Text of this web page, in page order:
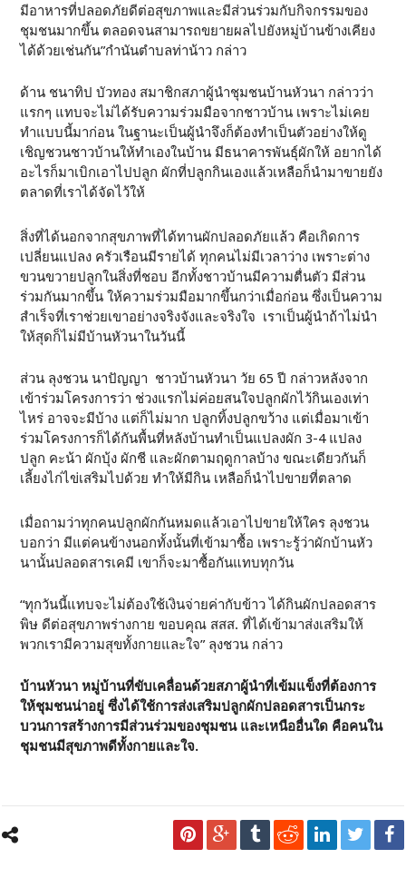
มีอาหารที่ปลอดภัยดีต่อสุขภาพและมีส่วนร่วมกับกิจกรรมของ
ชุมชนมากขึ้น ตลอดจนสามารถขยายผลไปยังหมู่บ้านข้างเคียง
ได้ด้วยเช่นกัน”กำนันตำบลท่าน้าว กล่าว
ด้าน ชนาทิป บัวทอง สมาชิกสภาผู้นำชุมชนบ้านหัวนา กล่าวว่า
แรกๆ แทบจะไม่ได้รับความร่วมมือจากชาวบ้าน เพราะไม่เคย
ทำแบบนี้มาก่อน ในฐานะเป็นผู้นำจึงก็ต้องทำเป็นตัวอย่างให้ดู
เชิญชวนชาวบ้านให้ทำเองในบ้าน มีธนาคารพันธุ์ผักให้ อยากได้
อะไรก็มาเบิกเอาไปปลูก ผักที่ปลูกกินเองแล้วเหลือก็นำมาขายยัง
ตลาดที่เราได้จัดไว้ให้
สิ่งที่ได้นอกจากสุขภาพที่ได้ทานผักปลอดภัยแล้ว คือเกิดการ
เปลี่ยนแปลง ครัวเรือนมีรายได้ ทุกคนไม่มีเวลาว่าง เพราะต่าง
ขวนขวายปลูกในสิ่งที่ชอบ อีกทั้งชาวบ้านมีความตื่นตัว มีส่วน
ร่วมกันมากขึ้น ให้ความร่วมมือมากขึ้นกว่าเมื่อก่อน ซึ่งเป็นความ
สำเร็จที่เราช่วยเขาอย่างจริงจังและจริงใจ เราเป็นผู้นำถ้าไม่นำ
ให้สุดก็ไม่มีบ้านหัวนาในวันนี้
ส่วน ลุงชวน นาปัญญา ชาวบ้านหัวนา วัย 65 ปี กล่าวหลังจาก
เข้าร่วมโครงการว่า ช่วงแรกไม่ค่อยสนใจปลูกผักไว้กินเองเท่า
ไหร่ อาจจะมีบ้าง แต่ก็ไม่มาก ปลูกทิ้งปลูกขว้าง แต่เมื่อมาเข้า
ร่วมโครงการก็ได้กันพื้นที่หลังบ้านทำเป็นแปลงผัก 3-4 แปลง
ปลูก คะน้า ผักบุ้ง ผักชี และผักตามฤดูกาลบ้าง ขณะเดียวกันก็
เลี้ยงไก่ไข่เสริมไปด้วย ทำให้มีกิน เหลือก็นำไปขายที่ตลาด
เมื่อถามว่าทุกคนปลูกผักกันหมดแล้วเอาไปขายให้ใคร ลุงชวน
บอกว่า มีแต่คนข้างนอกทั้งนั้นที่เข้ามาซื้อ เพราะรู้ว่าผักบ้านหัว
นานั้นปลอดสารเคมี เขาก็จะมาซื้อกันแทบทุกวัน
“ทุกวันนี้แทบจะไม่ต้องใช้เงินจ่ายค่ากับข้าว ได้กินผักปลอดสาร
พิษ ดีต่อสุขภาพร่างกาย ขอบคุณ สสส. ที่ได้เข้ามาส่งเสริมให้
พวกเรามีความสุขทั้งกายและใจ” ลุงชวน กล่าว
บ้านหัวนา หมู่บ้านที่ขับเคลื่อนด้วยสภาผู้นำที่เข้มแข็งที่ต้องการ
ให้ชุมชนน่าอยู่ ซึ่งได้ใช้การส่งเสริมปลูกผักปลอดสารเป็นกระ
บวนการสร้างการมีส่วนร่วมของชุมชน และเหนืออื่นใด คือคนใน
ชุมชนมีสุขภาพดีทั้งกายและใจ.